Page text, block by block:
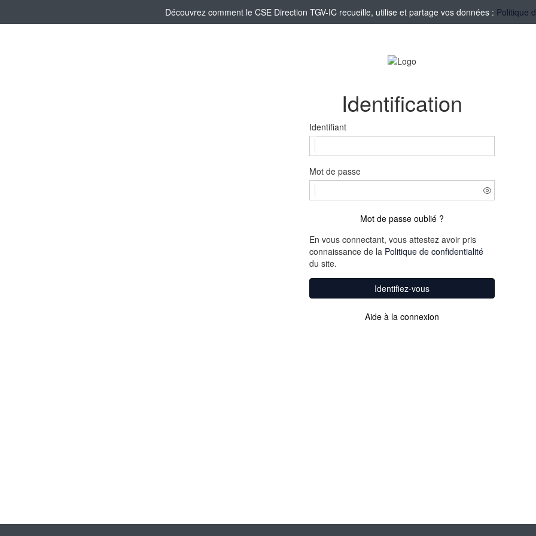
Découvrez comment le CSE Direction TGV-IC recueille, utilise et partage vos données : Politique
Identification
Identifiant
Mot de passe
Mot de passe oublié ?
En vous connectant, vous attestez avoir pris
connaissance de la Politique de confidentialité
du site.
Identifiez-vous
Aide à la connexion